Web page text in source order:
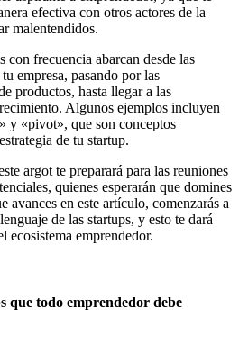
efectiva con otros actores de la
malentendidos.
con frecuencia abarcan desde las
empresa, pasando por las
productos, hasta llegar a las
Algunos ejemplos incluyen
y «pivot», que son conceptos
de tu startup.
argot te preparará para las reuniones
quienes esperarán que domines
avances en este artículo, comenzarás a
de las startups, y esto te dará
ecosistema emprendedor.
que todo emprendedor debe